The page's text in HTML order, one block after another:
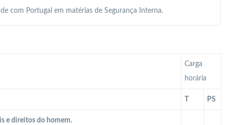
com Portugal em matérias de Segurança Interna.
Carga
horária
PS
e direitos do homem.